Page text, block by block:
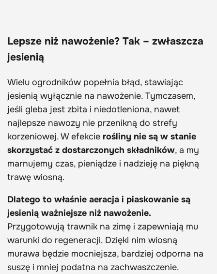
Lepsze niż nawożenie? Tak – zwłaszcza
jesienią
Wielu ogrodników popełnia błąd, stawiając
jesienią wyłącznie na nawożenie. Tymczasem,
jeśli gleba jest zbita i niedotleniona, nawet
najlepsze nawozy nie przenikną do strefy
korzeniowej. W efekcie rośliny nie są w stanie
skorzystać z dostarczonych składników, a my
marnujemy czas, pieniądze i nadzieję na piękną
trawę wiosną.
Dlatego to właśnie aeracja i piaskowanie są
jesienią ważniejsze niż nawożenie.
Przygotowują trawnik na zimę i zapewniają mu
warunki do regeneracji. Dzięki nim wiosną
murawa będzie mocniejsza, bardziej odporna na
suszę i mniej podatna na zachwaszczenie.